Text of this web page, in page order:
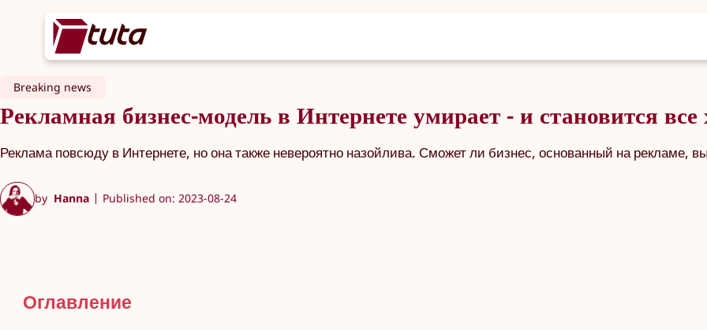
Breaking news
Рекламная бизнес-модель в Интернете умирает - и становится все
Реклама повсюду в Интернете, но она также невероятно назойлива. Сможет ли бизнес, основанный на рекламе,
by Hanna Published on: 2023-08-24
Оглавление